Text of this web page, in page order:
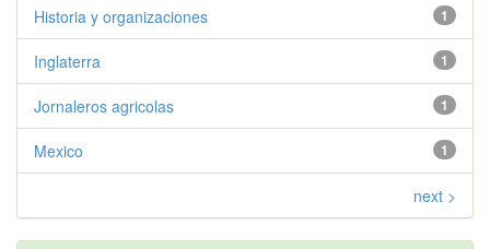
1
Historia y organizaciones
1
Inglaterra
1
Jornaleros agricolas
1
Mexico
next >